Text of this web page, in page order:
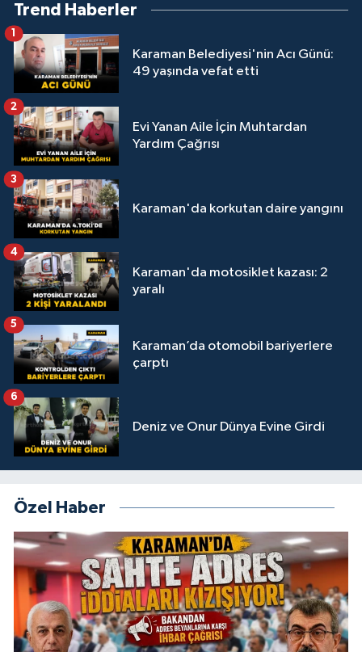
Trend Haberler
Karaman Belediyesi'nin Acı Günü:
49 yaşında vefat etti
1
Evi Yanan Aile İçin Muhtardan
Yardım Çağrısı
2
Karaman'da korkutan daire yangını
3
Karaman'da motosiklet kazası: 2
yaralı
4
Karaman’da otomobil bariyerlere
çarptı
5
Deniz ve Onur Dünya Evine Girdi
6
Özel Haber